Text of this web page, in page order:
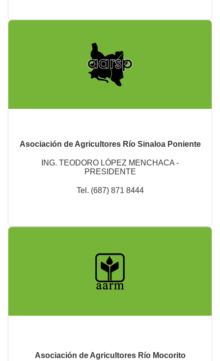
Asociación de Agricultores Río Sinaloa Poniente
ING. TEODORO LÓPEZ MENCHACA -
PRESIDENTE
Tel. (687) 871 8444
Asociación de Agricultores Río Mocorito